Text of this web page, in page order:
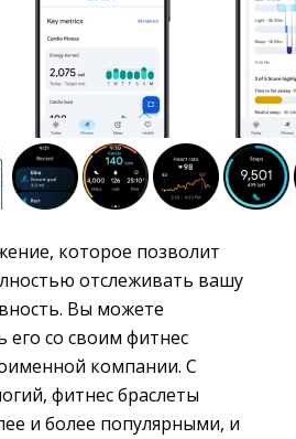
которое позволит
отслеживать вашу
Вы можете
его со своим фитнес
компании. С
фитнес браслеты
и более популярными, и